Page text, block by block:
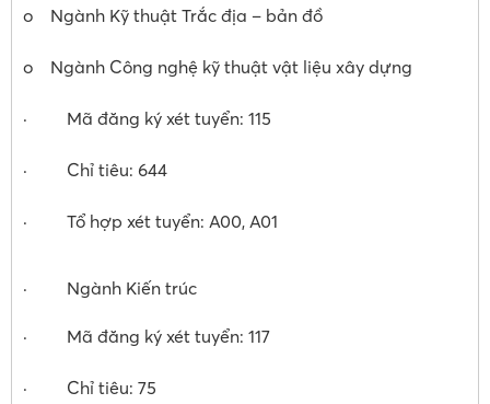
o Ngành Kỹ thuật Trắc địa – bản đồ
o Ngành Công nghệ kỹ thuật vật liệu xây dựng
· Mã đăng ký xét tuyển: 115
· Chỉ tiêu: 644
· Tổ hợp xét tuyển: A00, A01
· Ngành Kiến trúc
· Mã đăng ký xét tuyển: 117
· Chỉ tiêu: 75